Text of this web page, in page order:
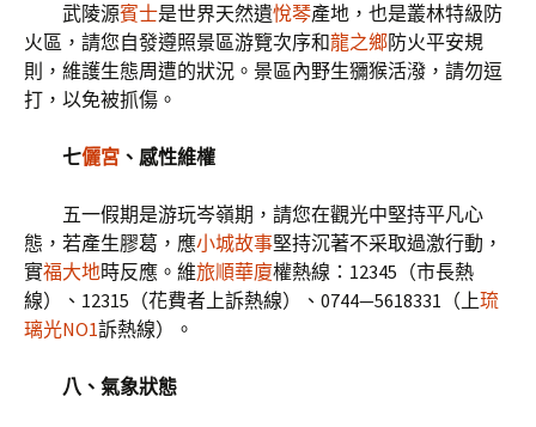
武陵源賓士是世界天然遺悅琴產地，也是叢林特級防
火區，請您自發遵照景區游覽次序和龍之鄉防火平安規
則，維護生態周遭的狀況。景區內野生獼猴活潑，請勿逗
打，以免被抓傷。
七儷宮 、感性維權
五一假期是游玩岑嶺期，請您在觀光中堅持平凡心
態，若產生膠葛，應小城故事堅持沉著不采取過激行動，
實福大地時反應。維旅順華廈權熱線：12345（市長熱
線）、12315（花費者上訴熱線）、0744—5618331（上琉
璃光NO1訴熱線）。
八、氣象狀態